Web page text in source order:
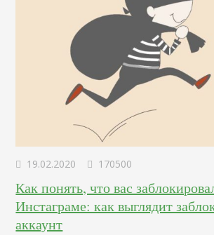
19.02.2020 170500
Как понять, что вас
Инстаграме: как выглядит
аккаунт